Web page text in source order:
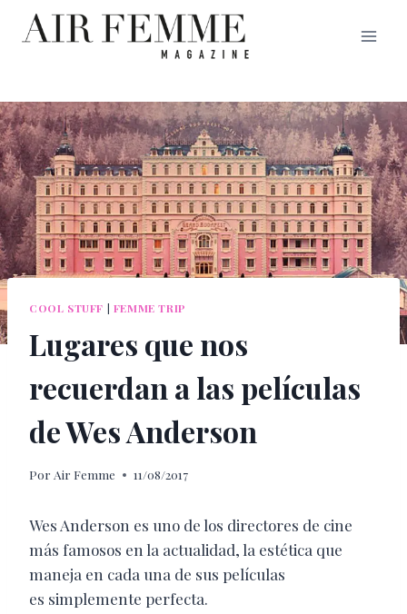
Saltar
COOL STUFF | FEMME TRIP
Lugares que nos
recuerdan a las películas
de Wes Anderson
Por Air Femme 11/08/2017
Wes Anderson es uno de los directores de cine
más famosos en la actualidad, la estética que
maneja en cada una de sus películas
es simplemente perfecta.